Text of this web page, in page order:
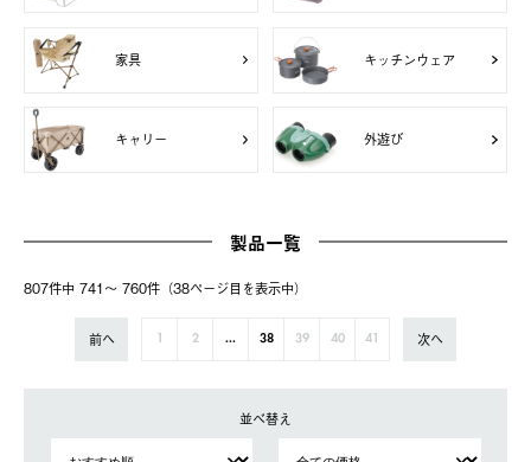
家具 キッチンウェア
キャリー 外遊び
製品一覧
807件中 741〜 760件（38ページ⽬を表⽰中）
前へ 2 ... 38 39 40 41 次へ
並べ替え